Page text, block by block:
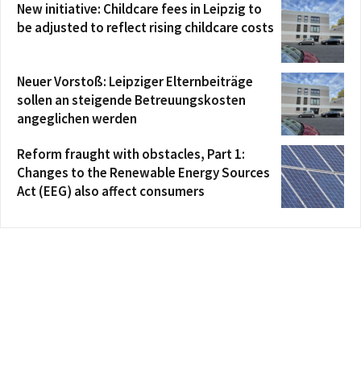
New initiative: Childcare fees in Leipzig to
be adjusted to reflect rising childcare costs
Neuer Vorstoß: Leipziger Elternbeiträge
sollen an steigende Betreuungskosten
angeglichen werden
Reform fraught with obstacles, Part 1:
Changes to the Renewable Energy Sources
Act (EEG) also affect consumers